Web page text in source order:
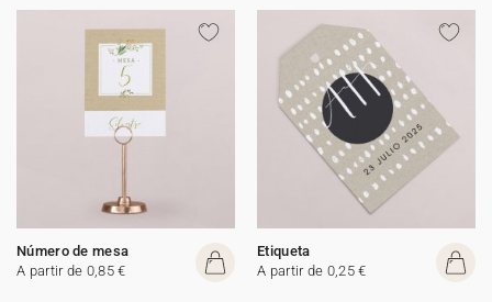
Número de mesa
A partir de 0,85 €
Etiqueta
A partir de 0,25 €